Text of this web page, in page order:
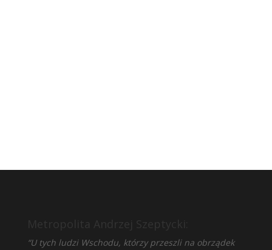
Metropolita Andrzej Szeptycki:
“U tych ludzi Wschodu, którzy przeszli na obrządek